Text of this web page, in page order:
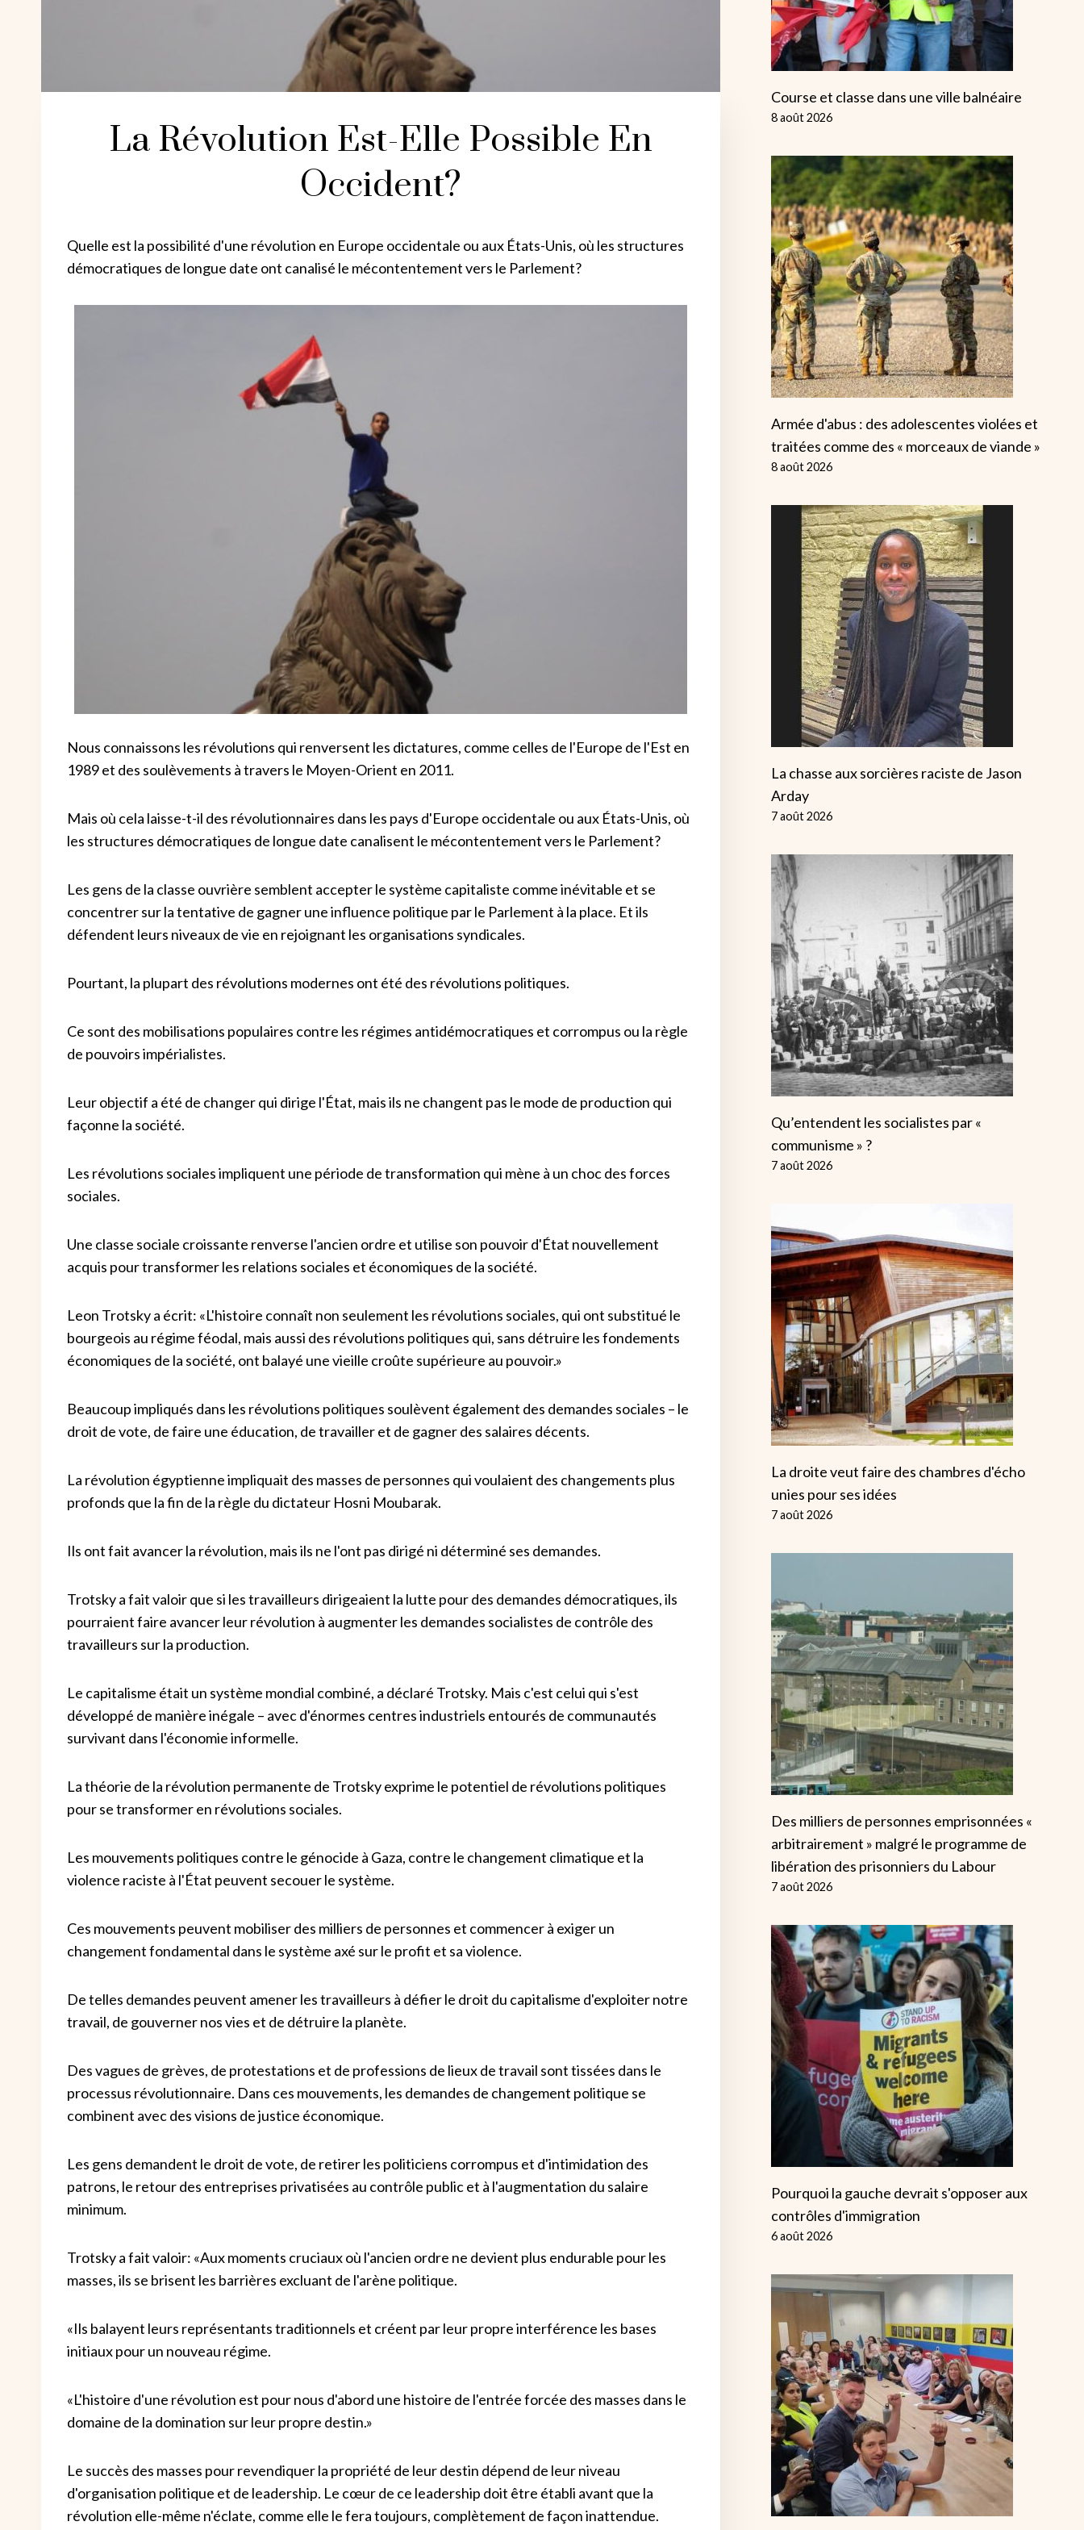
La Révolution Est-Elle Possible En
Occident?
Quelle est la possibilité d'une révolution en Europe occidentale ou aux États-Unis, où les structures
démocratiques de longue date ont canalisé le mécontentement vers le Parlement?
Nous connaissons les révolutions qui renversent les dictatures, comme celles de l'Europe de l'Est en
1989 et des soulèvements à travers le Moyen-Orient en 2011.
Mais où cela laisse-t-il des révolutionnaires dans les pays d'Europe occidentale ou aux États-Unis, où
les structures démocratiques de longue date canalisent le mécontentement vers le Parlement?
Les gens de la classe ouvrière semblent accepter le système capitaliste comme inévitable et se
concentrer sur la tentative de gagner une influence politique par le Parlement à la place. Et ils
défendent leurs niveaux de vie en rejoignant les organisations syndicales.
Pourtant, la plupart des révolutions modernes ont été des révolutions politiques.
Ce sont des mobilisations populaires contre les régimes antidémocratiques et corrompus ou la règle
de pouvoirs impérialistes.
Leur objectif a été de changer qui dirige l'État, mais ils ne changent pas le mode de production qui
façonne la société.
Les révolutions sociales impliquent une période de transformation qui mène à un choc des forces
sociales.
Une classe sociale croissante renverse l'ancien ordre et utilise son pouvoir d'État nouvellement
acquis pour transformer les relations sociales et économiques de la société.
Leon Trotsky a écrit: «L'histoire connaît non seulement les révolutions sociales, qui ont substitué le
bourgeois au régime féodal, mais aussi des révolutions politiques qui, sans détruire les fondements
économiques de la société, ont balayé une vieille croûte supérieure au pouvoir.»
Beaucoup impliqués dans les révolutions politiques soulèvent également des demandes sociales – le
droit de vote, de faire une éducation, de travailler et de gagner des salaires décents.
La révolution égyptienne impliquait des masses de personnes qui voulaient des changements plus
profonds que la fin de la règle du dictateur Hosni Moubarak.
Ils ont fait avancer la révolution, mais ils ne l'ont pas dirigé ni déterminé ses demandes.
Trotsky a fait valoir que si les travailleurs dirigeaient la lutte pour des demandes démocratiques, ils
pourraient faire avancer leur révolution à augmenter les demandes socialistes de contrôle des
travailleurs sur la production.
Le capitalisme était un système mondial combiné, a déclaré Trotsky. Mais c'est celui qui s'est
développé de manière inégale – avec d'énormes centres industriels entourés de communautés
survivant dans l'économie informelle.
La théorie de la révolution permanente de Trotsky exprime le potentiel de révolutions politiques
pour se transformer en révolutions sociales.
Les mouvements politiques contre le génocide à Gaza, contre le changement climatique et la
violence raciste à l'État peuvent secouer le système.
Ces mouvements peuvent mobiliser des milliers de personnes et commencer à exiger un
changement fondamental dans le système axé sur le profit et sa violence.
De telles demandes peuvent amener les travailleurs à défier le droit du capitalisme d'exploiter notre
travail, de gouverner nos vies et de détruire la planète.
Des vagues de grèves, de protestations et de professions de lieux de travail sont tissées dans le
processus révolutionnaire. Dans ces mouvements, les demandes de changement politique se
combinent avec des visions de justice économique.
Les gens demandent le droit de vote, de retirer les politiciens corrompus et d'intimidation des
patrons, le retour des entreprises privatisées au contrôle public et à l'augmentation du salaire
minimum.
Trotsky a fait valoir: «Aux moments cruciaux où l'ancien ordre ne devient plus endurable pour les
masses, ils se brisent les barrières excluant de l'arène politique.
«Ils balayent leurs représentants traditionnels et créent par leur propre interférence les bases
initiaux pour un nouveau régime.
«L'histoire d'une révolution est pour nous d'abord une histoire de l'entrée forcée des masses dans le
domaine de la domination sur leur propre destin.»
Le succès des masses pour revendiquer la propriété de leur destin dépend de leur niveau
d'organisation politique et de leadership. Le cœur de ce leadership doit être établi avant que la
révolution elle-même n'éclate, comme elle le fera toujours, complètement de façon inattendue.
Course et classe dans une ville balnéaire
8 août 2026
Armée d'abus : des adolescentes violées et
traitées comme des « morceaux de viande »
8 août 2026
La chasse aux sorcières raciste de Jason
Arday
7 août 2026
Qu’entendent les socialistes par «
communisme » ?
7 août 2026
La droite veut faire des chambres d'écho
unies pour ses idées
7 août 2026
Des milliers de personnes emprisonnées «
arbitrairement » malgré le programme de
libération des prisonniers du Labour
7 août 2026
Pourquoi la gauche devrait s'opposer aux
contrôles d'immigration
6 août 2026